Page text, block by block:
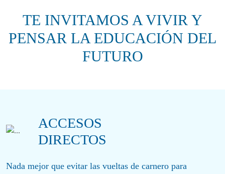
TE INVITAMOS A VIVIR Y
PENSAR LA EDUCACIÓN DEL
FUTURO
ACCESOS
DIRECTOS
Nada mejor que evitar las vueltas de carnero para